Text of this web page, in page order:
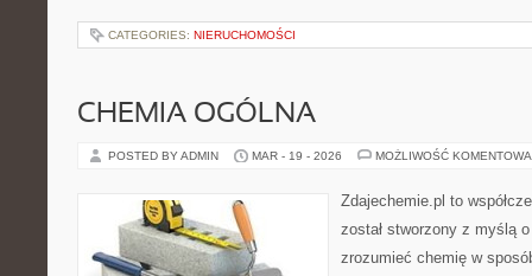
CATEGORIES: NIERUCHOMOŚCI
CHEMIA OGÓLNA
POSTED BY ADMIN MAR - 19 - 2026 MOŻLIWOŚĆ
Zdajechemie.pl to
został stworzony z myślą
zrozumieć chemię w